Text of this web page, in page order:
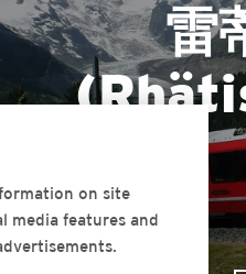
雷
on site
media features and